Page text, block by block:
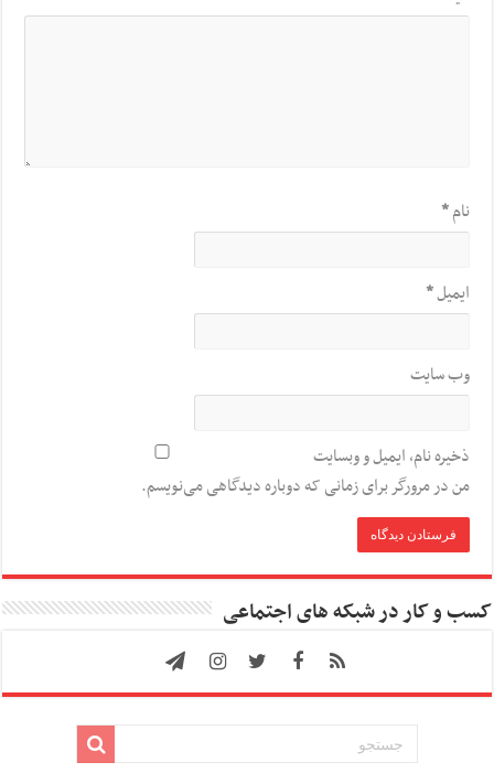
نام*
ایمیل*
وب‌ سایت
ذخیره نام، ایمیل و وبسایت
من در مرورگر برای زمانی که دوباره دیدگاهی می‌نویسم.
کسب و کار در شبکه های اجتماعی